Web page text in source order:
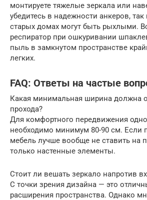
монтируете тяжелые зеркала или
убедитесь в надежности анкеров, так
старых домах могут быть рыхлыми.
респиратор при ошкуривании
пыль в замкнутом пространстве
легких.
FAQ: Ответы на частые
Какая минимальная ширина должна
прохода?
Для комфортного передвижения
необходимо минимум 80-90 см. Если
мебель лучше вообще не ставить на
только настенные элементы.
Стоит ли вешать зеркало напротив
С точки зрения дизайна — это
расширения пространства. Однако